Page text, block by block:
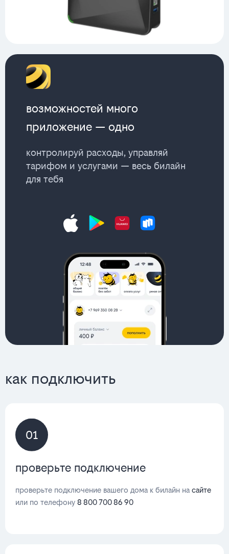
возможностей много
приложение — одно
контролируй расходы, управляй
тарифом и услугами — весь билайн
для тебя
как подключить
01
проверьте подключение
проверьте подключение вашего дома к билайн на сайте
или по телефону 8 800 700 86 90